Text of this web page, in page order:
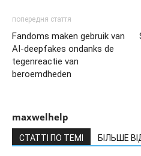
попередня стаття
Fandoms maken gebruik van
AI-deepfakes ondanks de
tegenreactie van
beroemdheden
maxwelhelp
СТАТТІ ПО ТЕМІ БІЛЬШЕ